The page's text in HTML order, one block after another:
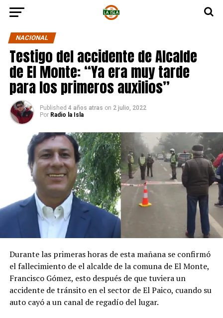
NACIONAL
Testigo del accidente de Alcalde
de El Monte: “Ya era muy tarde
para los primeros auxilios”
Published 4 años atras on 2 julio, 2022
Por Radio la Isla
Durante las primeras horas de esta mañana se confirmó
el fallecimiento de el alcalde de la comuna de El Monte,
Francisco Gómez, esto después de que tuviera un
accidente de tránsito en el sector de El Paico, cuando su
auto cayó a un canal de regadío del lugar.